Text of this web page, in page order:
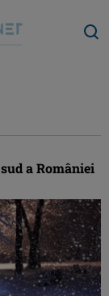
a României